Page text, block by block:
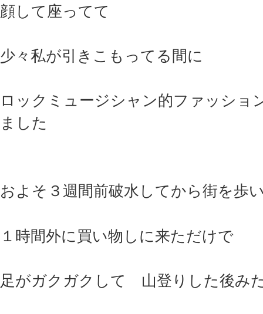
顔して座ってて
少々私が引きこもってる間に
ロックミュージシャン的ファッショ
ました
およそ３週間前破水してから街を歩
１時間外に買い物しに来ただけで
足がガクガクして 山登りした後み